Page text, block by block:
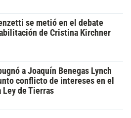
se metió en el debate
de Cristina Kirchner
a Joaquín Benegas Lynch
conflicto de intereses en el
Ley de Tierras